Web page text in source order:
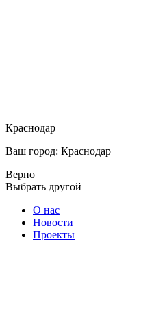
Краснодар
Ваш город: Краснодар
Верно
Выбрать другой
О нас
Новости
Проекты